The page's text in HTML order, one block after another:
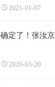
2021-01-07
确定了！张汝
2020-03-20